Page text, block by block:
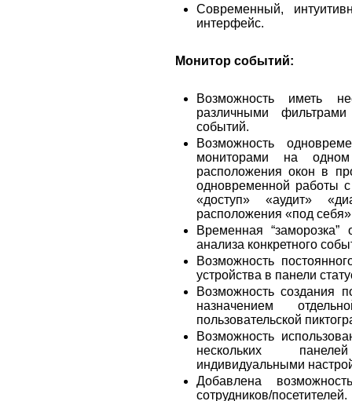
Современный,
интерфейс.
Монитор событий:
Возможность иметь
различными
событий.
Возможность
мониторами на
расположения окон в
одновременной работы
«доступ» «аудит»
расположения «под себя»
Временная
анализа конкретного
Возможность
устройства в панели
Возможность создания
назначением
пользовательской
Возможность
нескольких
индивидуальными
Добавлена
сотрудников/посетителей.